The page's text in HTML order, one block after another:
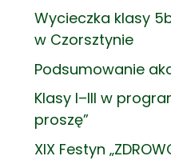
Wycieczka klasy
w Czorsztynie
Podsumowanie
Klasy I–III w
proszę”
XIX Festyn